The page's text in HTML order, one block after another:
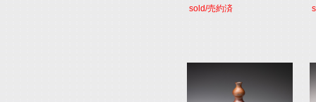
sold/売約済